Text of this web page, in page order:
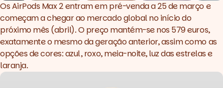
Os AirPods Max 2 entram em pré-venda a 25 de março e
começam a chegar ao mercado global no início do
próximo mês (abril). O preço mantém-se nos 579 euros,
exatamente o mesmo da geração anterior, assim como as
opções de cores: azul, roxo, meia-noite, luz das estrelas e
laranja.